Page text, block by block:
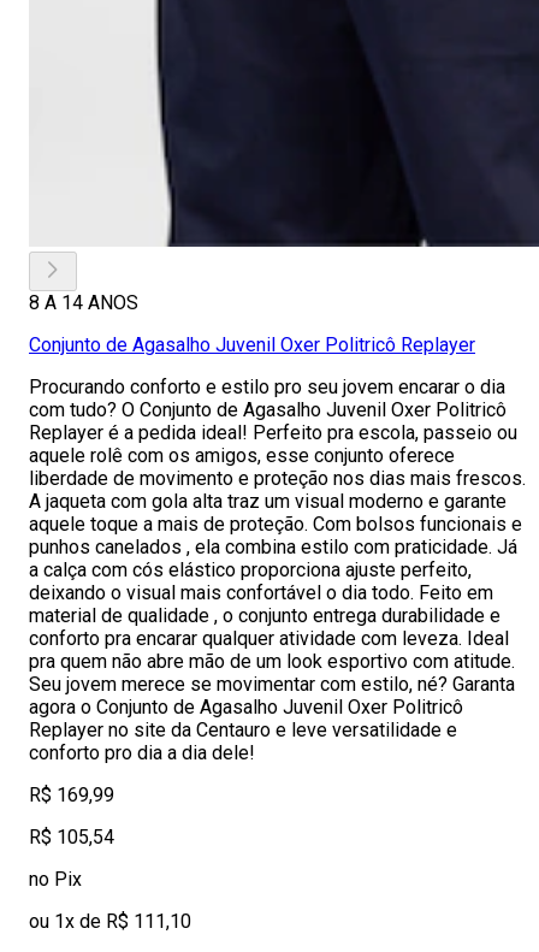
8 A 14 ANOS
Conjunto de Agasalho Juvenil Oxer Politricô Replayer
Procurando conforto e estilo pro seu jovem encarar o dia
com tudo? O Conjunto de Agasalho Juvenil Oxer Politricô
Replayer é a pedida ideal! Perfeito pra escola, passeio ou
aquele rolê com os amigos, esse conjunto oferece
liberdade de movimento e proteção nos dias mais frescos.
A jaqueta com gola alta traz um visual moderno e garante
aquele toque a mais de proteção. Com bolsos funcionais e
punhos canelados , ela combina estilo com praticidade. Já
a calça com cós elástico proporciona ajuste perfeito,
deixando o visual mais confortável o dia todo. Feito em
material de qualidade , o conjunto entrega durabilidade e
conforto pra encarar qualquer atividade com leveza. Ideal
pra quem não abre mão de um look esportivo com atitude.
Seu jovem merece se movimentar com estilo, né? Garanta
agora o Conjunto de Agasalho Juvenil Oxer Politricô
Replayer no site da Centauro e leve versatilidade e
conforto pro dia a dia dele!
R$ 169,99
R$ 105,54
no Pix
ou 1x de R$ 111,10